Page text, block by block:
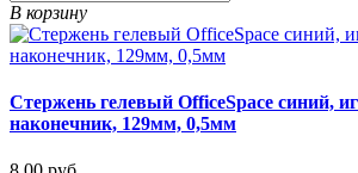
В корзину
Стержень гелевый OfficeSpace синий,
наконечник, 129мм, 0,5мм